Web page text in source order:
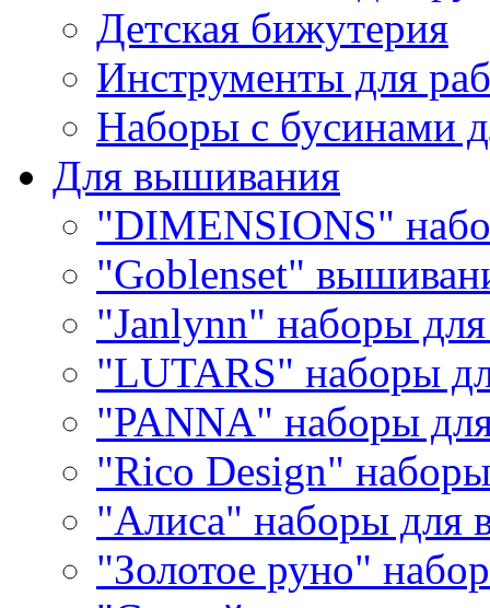
Детская бижутерия
Инструменты для
Наборы с бусинами
Для вышивания
"DIMENSIONS"
"Goblenset"
"Janlynn" наборы
"LUTARS" наборы
"PANNA" наборы
"Rico Design"
"Алиса" наборы для
"Золотое руно"